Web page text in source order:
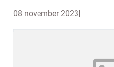
08 november 2023